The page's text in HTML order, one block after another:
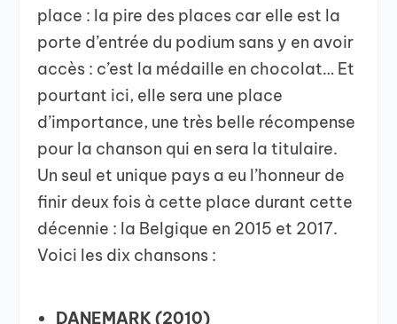
place : la pire des places car elle est la
porte d’entrée du podium sans y en avoir
accès : c’est la médaille en chocolat… Et
pourtant ici, elle sera une place
d’importance, une très belle récompense
pour la chanson qui en sera la titulaire.
Un seul et unique pays a eu l’honneur de
finir deux fois à cette place durant cette
décennie : la Belgique en 2015 et 2017.
Voici les dix chansons :
DANEMARK (2010)